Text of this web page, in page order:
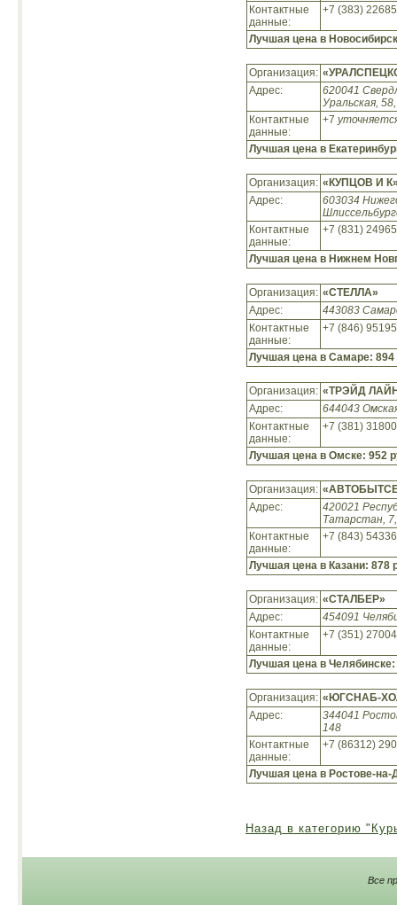
Контактные
данные:
+7 (383)
Лучшая цена в
Организация:
Адрес:
620041
Уральская,
Контактные
данные:
+7
Лучшая цена в
Организация: «КУПЦОВ И
Адрес:
603034
Контактные
данные:
+7 (831)
Лучшая цена в Нижнем
Организация: «СТЕЛЛА»
Адрес:
443083
Контактные
данные:
+7 (846)
Лучшая цена в Самаре: 894
Организация: «ТРЭЙД
Адрес:
644043
Контактные
данные:
+7 (381)
Лучшая цена в Омске: 952
Организация:
Адрес:
420021
Татарстан,
Контактные
данные:
+7 (843)
Лучшая цена в Казани: 878
Организация: «СТАЛБЕР»
Адрес:
454091
Контактные
данные:
+7 (351)
Лучшая цена в Челябинске:
Организация: «ЮГСНАБ-
Адрес:
344041
148
Контактные
данные:
+7 (86312)
Лучшая цена в Ростове-
Назад в категорию
Все